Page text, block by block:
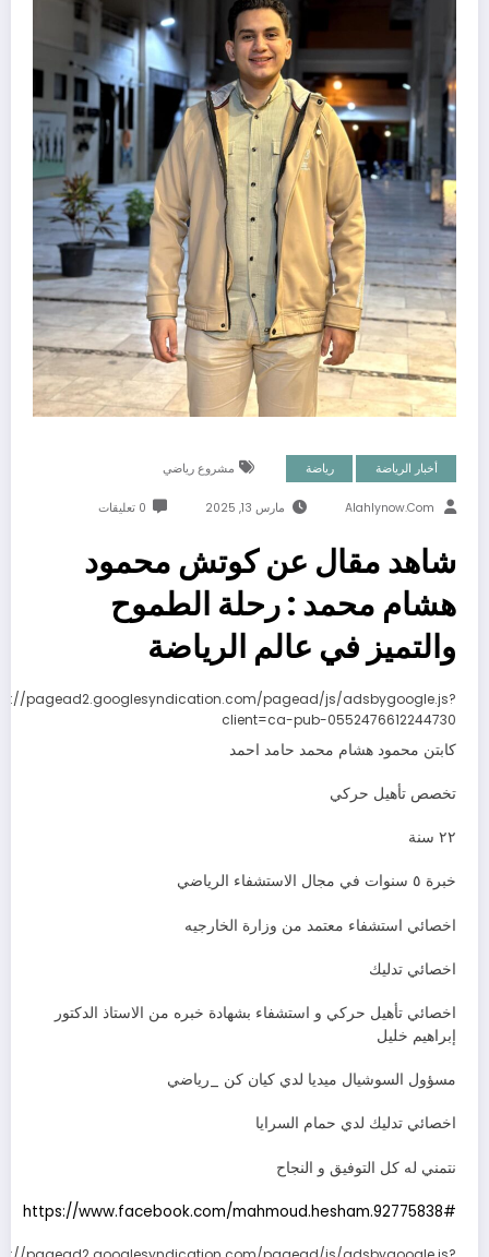
أخبار الرياضة رياضة مشروع رياضي
Alahlynow.com مارس 13, 2025 0 تعليقات
شاهد مقال عن كوتش محمود
هشام محمد : رحلة الطموح
والتميز في عالم الرياضة
pagead2.googlesyndication.com/pagead/js/adsbygoogle.js?
client=ca-pub-0552476612244730
كابتن محمود هشام محمد حامد احمد
تخصص تأهيل حركي
٢٢ سنة
خبرة ٥ سنوات في مجال الاستشفاء الرياضي
اخصائي استشفاء معتمد من وزارة الخارجيه
اخصائي تدليك
اخصائي تأهيل حركي و استشفاء بشهادة خبره من الاستاذ الدكتور
إبراهيم خليل
مسؤول السوشيال ميديا لدي كيان كن _رياضي
اخصائي تدليك لدي حمام السرايا
نتمني له كل التوفيق و النجاح
https://www.facebook.com/mahmoud.hesham.92775838#